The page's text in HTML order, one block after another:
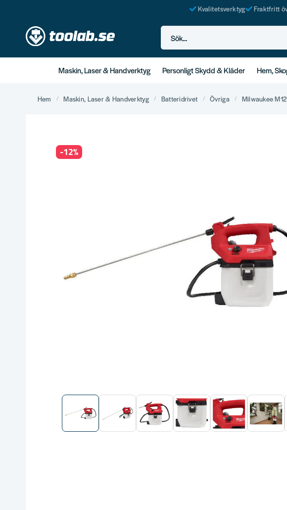
Kvalitetsverktyg Fraktfritt
Sök...
Maskin, Laser & Handverktyg Personligt Skydd & Kläder Hem,
Hem Maskin, Laser & Handverktyg Batteridrivet Övriga Milwaukee
-12%